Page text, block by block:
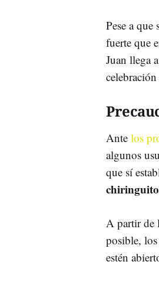
Pese a que
fuerte que
Juan llega
Ante los
algunos
que sí
A partir de
posible, los
estén